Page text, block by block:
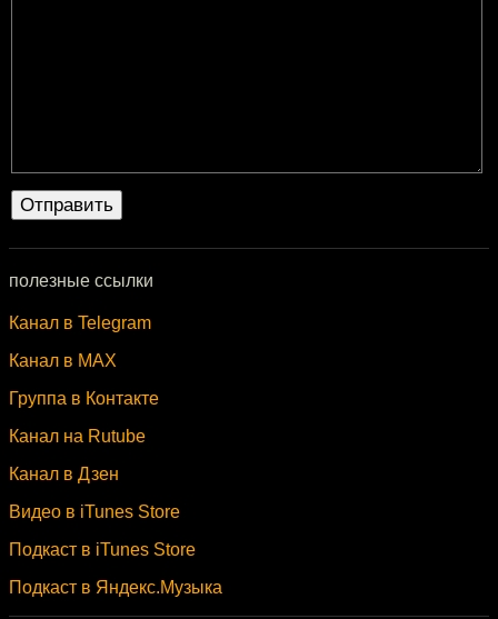
полезные ссылки
Канал в Telegram
Канал в MAX
Группа в Контакте
Канал на Rutube
Канал в Дзен
Видео в iTunes Store
Подкаст в iTunes Store
Подкаст в Яндекс.Музыка